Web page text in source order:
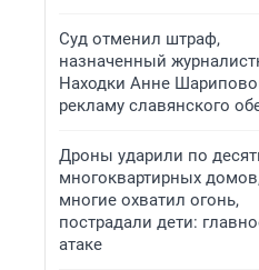
Суд отменил штраф,
назначенный
Находки Анне
рекламу славянского
Дроны ударили по
многоквартирных
многие охватил огонь,
пострадали дети:
атаке